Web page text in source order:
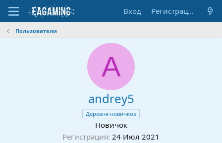
Вход Регистрация
Пользователи
A
andrey5
Деревня новичков
Новичок
Регистрация 24 Июл 2021